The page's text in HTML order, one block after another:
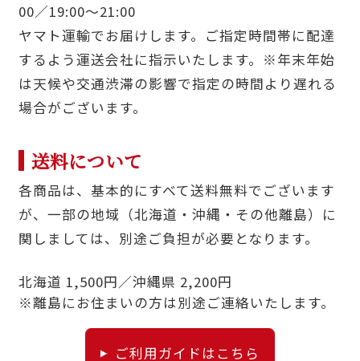
00／19:00〜21:00
ヤマト運輸でお届けします。ご指定時間帯に配達
するよう運送会社に指示いたします。※年末年始
は天候や交通渋滞の影響で指定の時間より遅れる
場合がございます。
送料について
各商品は、基本的にすべて送料無料でございます
が、一部の地域（北海道・沖縄・その他離島）に
関しましては、別途ご負担が必要となります。
北海道 1,500円／沖縄県 2,200円
※離島にお住まいの方は別途ご連絡いたします。
ご利用ガイドはこちら